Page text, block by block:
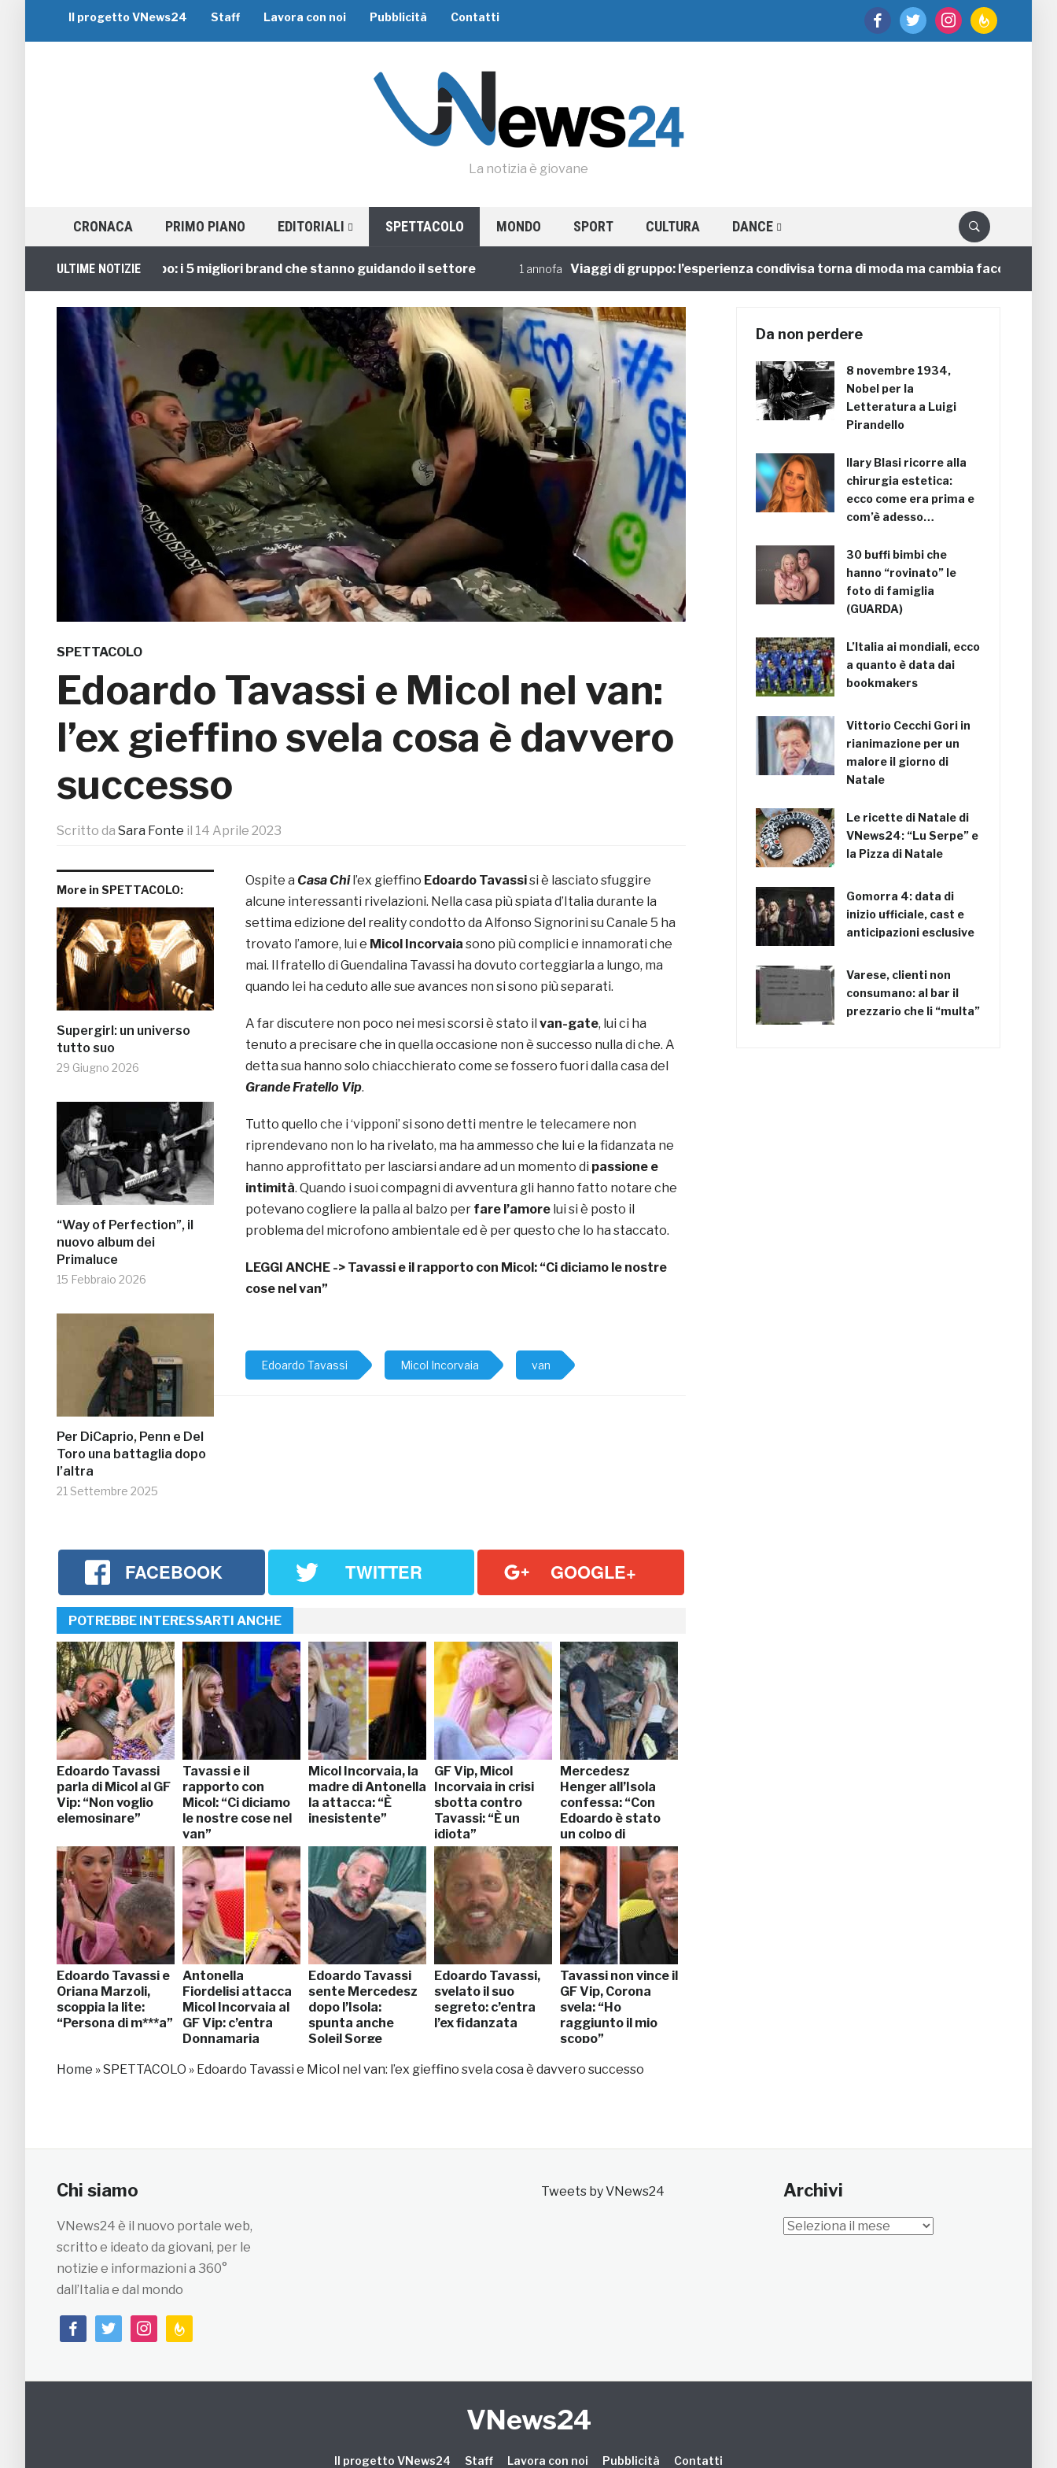
facebooktwitter instagramfeedburner
Il progetto VNews24 Staff Lavora con noi Pubblicità Contatti
La notizia è giovane
CRONACA PRIMO PIANO EDITORIALI SPETTACOLO MONDO SPORT CULTURA DANCE
ULTIME NOTIZIE
Viaggi di Gruppo: i 5 migliori brand che stanno guidando il settore 1 annofa Viaggi di gruppo: l’esperienza condivisa torna di moda ma cambia faccia
SPETTACOLO
Edoardo Tavassi e Micol nel van:
l’ex gieffino svela cosa è davvero
successo
Scritto da Sara Fonte il 14 Aprile 2023
More in SPETTACOLO:
Supergirl: un universo
tutto suo
29 Giugno 2026
“Way of Perfection”, il
nuovo album dei
Primaluce
15 Febbraio 2026
Per DiCaprio, Penn e Del
Toro una battaglia dopo
l’altra
21 Settembre 2025
Ospite a Casa Chil’ex gieffino Edoardo Tavassisi è lasciato sfuggire
alcune interessanti rivelazioni. Nella casa più spiata d’Italia durante la
settima edizione del reality condotto da Alfonso Signorini su Canale 5 ha
trovato l’amore, lui e Micol Incorvaia sono più complici e innamorati che
mai. Il fratello di Guendalina Tavassi ha dovuto corteggiarla a lungo, ma
quando lei ha ceduto alle sue avances non si sono più separati.
A far discutere non poco nei mesi scorsi è stato il van-gate, lui ci ha
tenuto a precisare che in quella occasione non è successo nulla di che. A
detta sua hanno solo chiacchierato come se fossero fuori dalla casa del
Grande Fratello Vip.
Tutto quello che i ‘vipponi’ si sono detti mentre le telecamere non
riprendevano non lo ha rivelato, ma ha ammesso che lui e la fidanzata ne
hanno approfittato per lasciarsi andare ad un momento di passione e
intimità. Quando i suoi compagni di avventura gli hanno fatto notare che
potevano cogliere la palla al balzo per fare l’amore lui si è posto il
problema del microfono ambientale ed è per questo che lo ha staccato.
LEGGI ANCHE -> Tavassi e il rapporto con Micol: “Ci diciamo le nostre
cose nel van”
Edoardo Tavassi Micol Incorvaia van
FACEBOOK TWITTER GOOGLE+
POTREBBE INTERESSARTI ANCHE
Edoardo Tavassi
parla di Micol al GF
Vip: “Non voglio
elemosinare”
Tavassi e il
rapporto con
Micol: “Ci diciamo
le nostre cose nel
van”
Micol Incorvaia, la
madre di Antonella
la attacca: “È
inesistente”
GF Vip, Micol
Incorvaia in crisi
sbotta contro
Tavassi: “È un
idiota”
Mercedesz
Henger all’Isola
confessa: “Con
Edoardo è stato
un colpo di
fulmine”
Edoardo Tavassi e
Oriana Marzoli,
scoppia la lite:
“Persona di m***a”
Antonella
Fiordelisi attacca
Micol Incorvaia al
GF Vip: c’entra
Donnamaria
Edoardo Tavassi
sente Mercedesz
dopo l’Isola:
spunta anche
Soleil Sorge
Edoardo Tavassi,
svelato il suo
segreto: c’entra
l’ex fidanzata
Tavassi non vince il
GF Vip, Corona
svela: “Ho
raggiunto il mio
scopo”
Home »SPETTACOLO » Edoardo Tavassi e Micol nel van: l’ex gieffino svela cosa è davvero successo
Da non perdere
8 novembre 1934,
Nobel per la
Letteratura a Luigi
Pirandello
Ilary Blasi ricorre alla
chirurgia estetica:
ecco come era prima e
com’è adesso…
30 buffi bimbi che
hanno “rovinato” le
foto di famiglia
(GUARDA)
L’Italia ai mondiali, ecco
a quanto è data dai
bookmakers
Vittorio Cecchi Gori in
rianimazione per un
malore il giorno di
Natale
Le ricette di Natale di
VNews24: “Lu Serpe” e
la Pizza di Natale
Gomorra 4: data di
inizio ufficiale, cast e
anticipazioni esclusive
Varese, clienti non
consumano: al bar il
prezzario che li “multa”
Chi siamo
VNews24 è il nuovo portale web,
scritto e ideato da giovani, per le
notizie e informazioni a 360°
dall’Italia e dal mondo
facebooktwitterinstagramfeedburner
Tweets by VNews24 Archivi
Archivi
VNews24
Il progetto VNews24 Staff Lavora con noi Pubblicità Contatti